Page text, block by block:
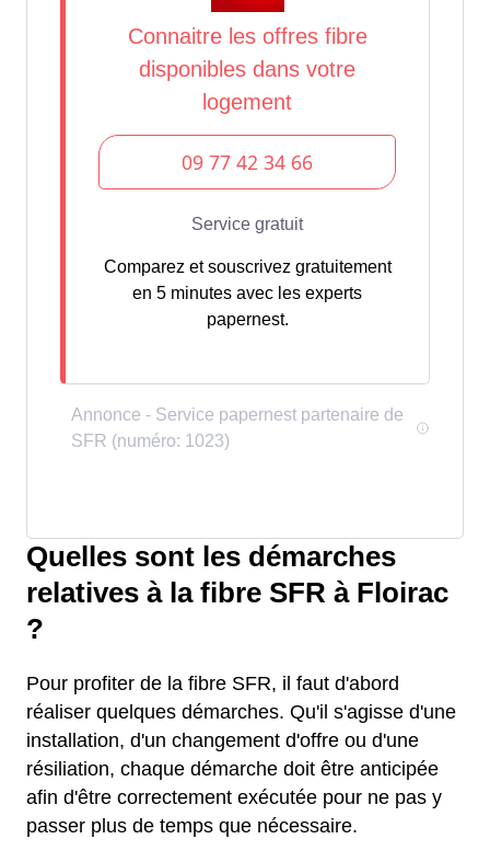
Comparez et souscrivez gratuitement
en 5 minutes avec les experts
papernest.
Quelles sont les démarches
relatives à la fibre SFR à Floirac
?
Pour profiter de la fibre SFR, il faut d'abord
réaliser quelques démarches. Qu'il s'agisse d'une
installation, d'un changement d'offre ou d'une
résiliation, chaque démarche doit être anticipée
afin d'être correctement exécutée pour ne pas y
passer plus de temps que nécessaire.